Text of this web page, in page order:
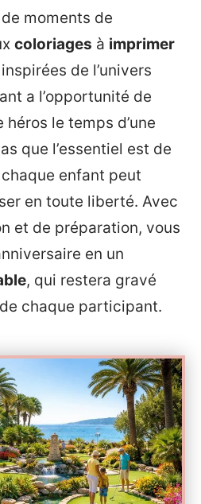
moments de
coloriages à imprimer
inspirées de l’univers
a l’opportunité de
le temps d’une
que l’essentiel est de
enfant peut
en toute liberté. Avec
et de préparation, vous
en un
, qui restera gravé
chaque participant.